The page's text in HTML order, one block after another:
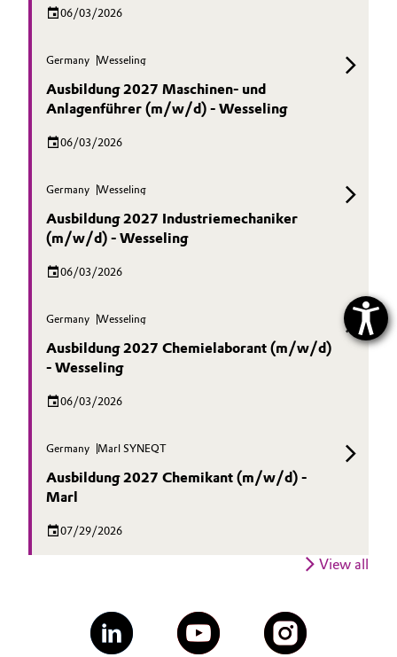
06/03/2026
Germany Wesseling
Ausbildung 2027 Maschinen- und
Anlagenführer (m/w/d) - Wesseling
06/03/2026
Germany Wesseling
Ausbildung 2027 Industriemechaniker
(m/w/d) - Wesseling
06/03/2026
Germany Wesseling
Ausbildung 2027 Chemielaborant (m/w/d)
- Wesseling
06/03/2026
Germany Marl SYNEQT
Ausbildung 2027 Chemikant (m/w/d) -
Marl
07/29/2026
View all